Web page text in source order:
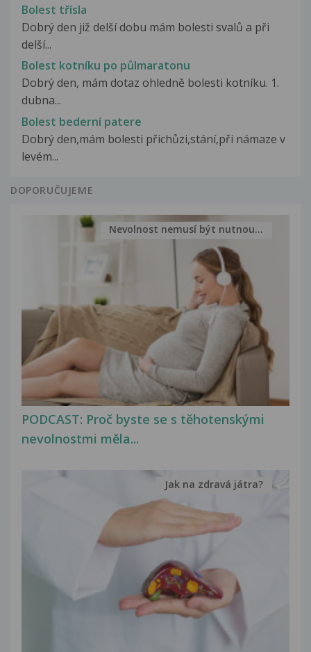
Bolest třísla
Dobrý den již delší dobu mám bolesti svalů a při
delší...
Bolest kotníku po půlmaratonu
Dobrý den, mám dotaz ohledně bolesti kotníku. 1.
dubna...
Bolest bederní patere
Dobrý den,mám bolesti přichůzi,stání,při námaze v
levém...
DOPORUČUJEME
PODCAST: Proč byste se s těhotenskými
nevolnostmi měla...
Nevolnost nemusí být nutnou...
Jak na zdravá játra?